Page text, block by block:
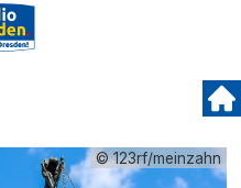
© 123rf/meinzahn